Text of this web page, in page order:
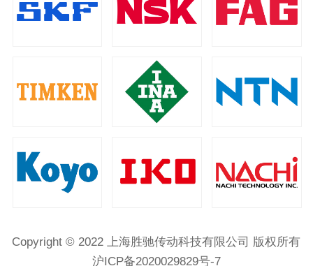
Copyright © 2022 上海胜驰传动科技有限公司 版权所有
沪ICP备2020029829号-7